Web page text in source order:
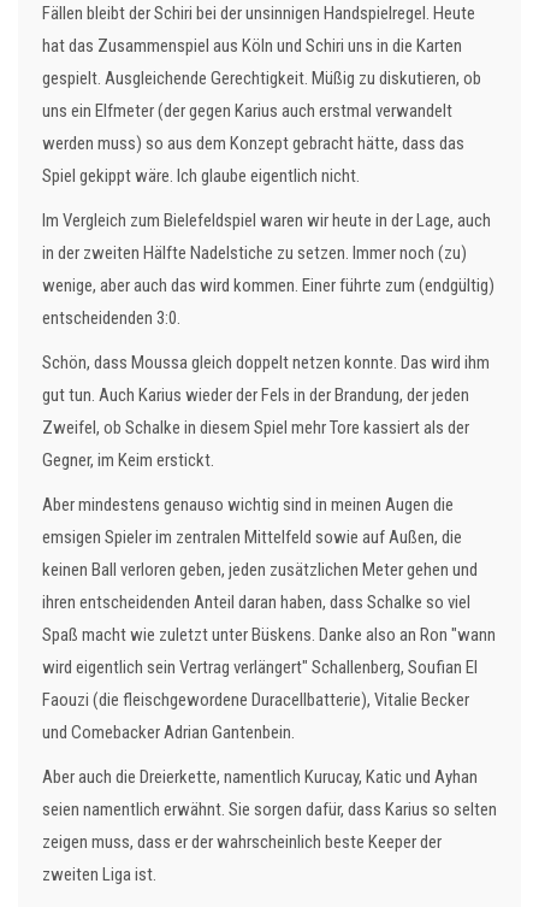
Fällen bleibt der Schiri bei der unsinnigen Handspielregel. Heute
hat das Zusammenspiel aus Köln und Schiri uns in die Karten
gespielt. Ausgleichende Gerechtigkeit. Müßig zu diskutieren, ob
uns ein Elfmeter (der gegen Karius auch erstmal verwandelt
werden muss) so aus dem Konzept gebracht hätte, dass das
Spiel gekippt wäre. Ich glaube eigentlich nicht.
Im Vergleich zum Bielefeldspiel waren wir heute in der Lage, auch
in der zweiten Hälfte Nadelstiche zu setzen. Immer noch (zu)
wenige, aber auch das wird kommen. Einer führte zum (endgültig)
entscheidenden 3:0.
Schön, dass Moussa gleich doppelt netzen konnte. Das wird ihm
gut tun. Auch Karius wieder der Fels in der Brandung, der jeden
Zweifel, ob Schalke in diesem Spiel mehr Tore kassiert als der
Gegner, im Keim erstickt.
Aber mindestens genauso wichtig sind in meinen Augen die
emsigen Spieler im zentralen Mittelfeld sowie auf Außen, die
keinen Ball verloren geben, jeden zusätzlichen Meter gehen und
ihren entscheidenden Anteil daran haben, dass Schalke so viel
Spaß macht wie zuletzt unter Büskens. Danke also an Ron "wann
wird eigentlich sein Vertrag verlängert" Schallenberg, Soufian El
Faouzi (die fleischgewordene Duracellbatterie), Vitalie Becker
und Comebacker Adrian Gantenbein.
Aber auch die Dreierkette, namentlich Kurucay, Katic und Ayhan
seien namentlich erwähnt. Sie sorgen dafür, dass Karius so selten
zeigen muss, dass er der wahrscheinlich beste Keeper der
zweiten Liga ist.